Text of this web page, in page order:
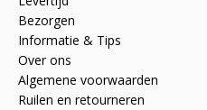
Bezorgen
Informatie & Tips
Over ons
Algemene voorwaarden
Ruilen en retourneren